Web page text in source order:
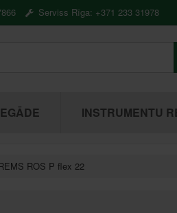
Serviss Rīga: +371 233 31978
INSTRUMENTU
ROS P flex 22